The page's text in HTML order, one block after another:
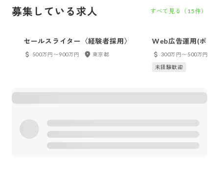
募集している求人 すべて見る（ 15件）
セールスライター〈経験者採用〉
500万円〜900万円 東京都
Web広告運用(ポテ
300万円〜500万円
未経験歓迎